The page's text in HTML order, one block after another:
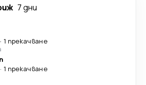
7 дни
· 1 прекачване
· 1 прекачване